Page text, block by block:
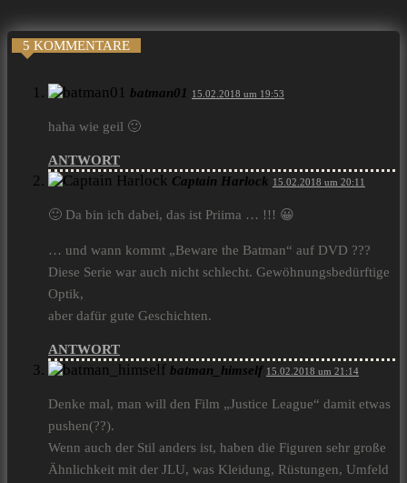
5 KOMMENTARE
batman01 15.02.2018 um 19:53
haha wie geil 🙂
ANTWORT
Captain Harlock 15.02.2018 um 20:11
🙂 Da bin ich dabei, das ist Priima … !!! 😀
… und wann kommt „Beware the Batman“ auf DVD ???
Diese Serie war auch nicht schlecht. Gewöhnungsbedürftige
Optik,
aber dafür gute Geschichten.
ANTWORT
batman_himself 15.02.2018 um 21:14
Denke mal, man will den Film „Justice League“ damit etwas
pushen(??).
Wenn auch der Stil anders ist, haben die Figuren sehr große
Ähnlichkeit mit der JLU, was Kleidung, Rüstungen, Umfeld